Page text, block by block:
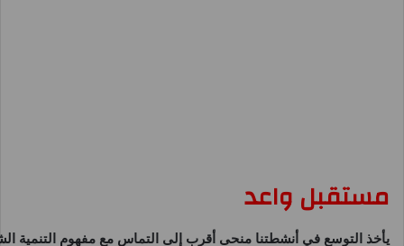
مستقبل واعد
يأخذ التوسع في أنشطتنا منحى أقرب إلى التماس مع مفهوم التنمية